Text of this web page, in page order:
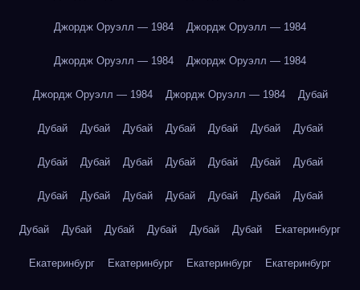
Джордж Оруэлл — 1984 Джордж Оруэлл — 1984
Джордж Оруэлл — 1984 Джордж Оруэлл — 1984
Джордж Оруэлл — 1984 Джордж Оруэлл — 1984 Дубай
Дубай Дубай Дубай Дубай Дубай Дубай Дубай
Дубай Дубай Дубай Дубай Дубай Дубай Дубай
Дубай Дубай Дубай Дубай Дубай Дубай Дубай
Дубай Дубай Дубай Дубай Дубай Дубай Екатеринбург
Екатеринбург Екатеринбург Екатеринбург Екатеринбург